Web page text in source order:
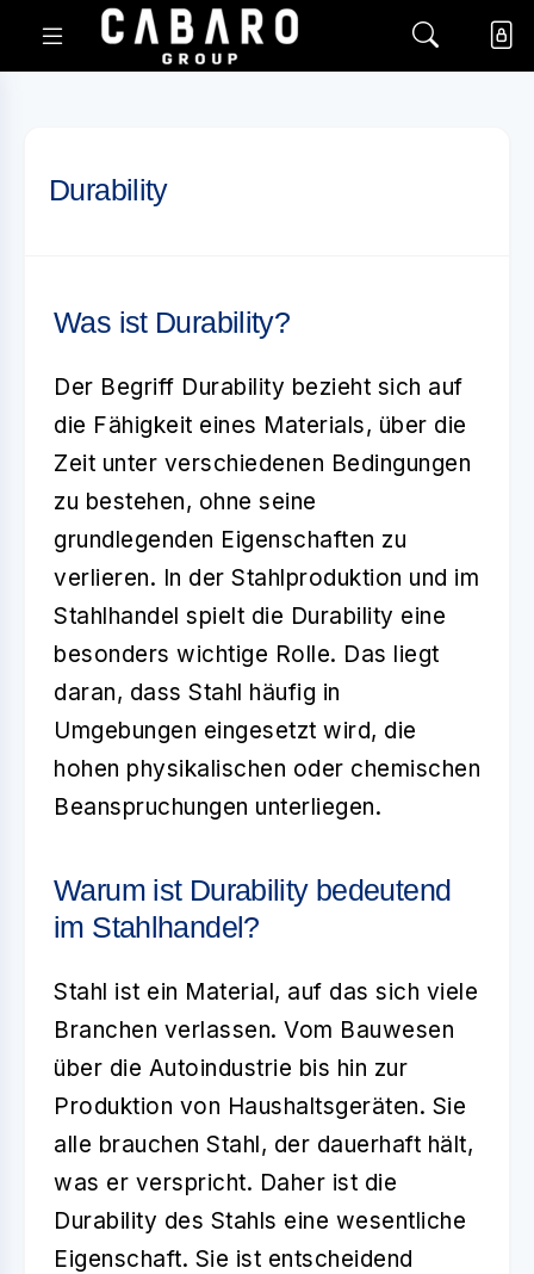
Durability
Was ist Durability?
Der Begriff Durability bezieht sich auf
die Fähigkeit eines Materials, über die
Zeit unter verschiedenen Bedingungen
zu bestehen, ohne seine
grundlegenden Eigenschaften zu
verlieren. In der Stahlproduktion und im
Stahlhandel spielt die Durability eine
besonders wichtige Rolle. Das liegt
daran, dass Stahl häufig in
Umgebungen eingesetzt wird, die
hohen physikalischen oder chemischen
Beanspruchungen unterliegen.
Warum ist Durability bedeutend
im Stahlhandel?
Stahl ist ein Material, auf das sich viele
Branchen verlassen. Vom Bauwesen
über die Autoindustrie bis hin zur
Produktion von Haushaltsgeräten. Sie
alle brauchen Stahl, der dauerhaft hält,
was er verspricht. Daher ist die
Durability des Stahls eine wesentliche
Eigenschaft. Sie ist entscheidend